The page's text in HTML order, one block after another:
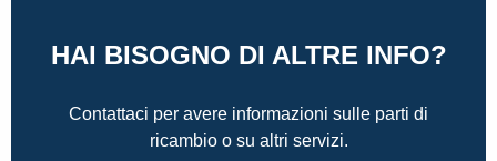
HAI BISOGNO DI ALTRE INFO?
Contattaci per avere informazioni sulle parti di
ricambio o su altri servizi.